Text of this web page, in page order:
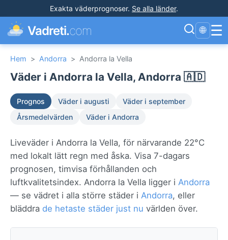
Exakta väderprognoser. Se alla länder.
Vadreti.com 🌐 ☰
Hem > Andorra > Andorra la Vella
Väder i Andorra la Vella, Andorra 🇦🇩
Prognos Väder i augusti
Väder i september
Årsmedelvärden
Väder i Andorra
Liveväder i Andorra la Vella, för närvarande 22°C
med lokalt lätt regn med åska. Visa 7-dagars
prognosen, timvisa förhållanden och
luftkvalitetsindex. Andorra la Vella ligger i Andorra
— se vädret i alla större städer i Andorra, eller
bläddra de hetaste städer just nu världen över.